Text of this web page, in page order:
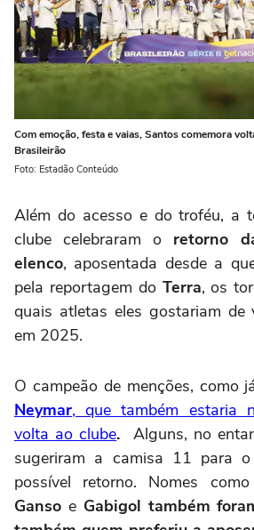
Com emoção, festa e vaias, Santos comemora
Brasileirão
Foto: Estadão Conteúdo
Além do acesso e do troféu, a
clube celebraram o retorno
elenco, aposentada desde a
pela reportagem do Terra, os
quais atletas eles gostariam de
em 2025.
O campeão de menções, como
Neymar, que também estaria
volta ao clube.
Alguns, no
sugeriram a camisa 11 para
possível retorno. Nomes como
Ganso e Gabigol também